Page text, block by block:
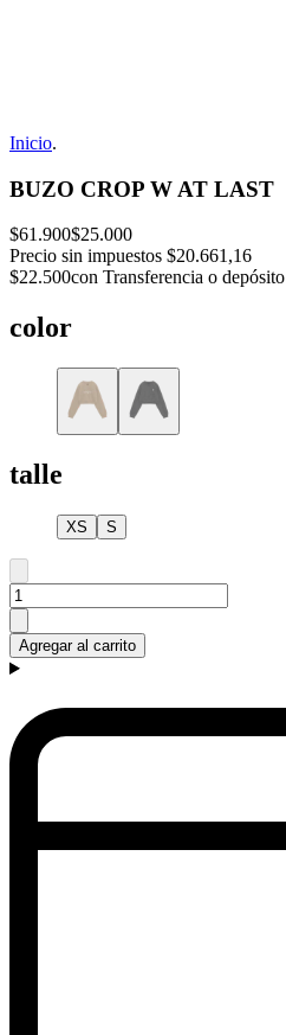
Inicio.
BUZO CROP W AT LAST
$61.900$25.000
Precio sin impuestos $20.661,16
$22.500con Transferencia o depósito
color
talle
XS S
Agregar al carrito